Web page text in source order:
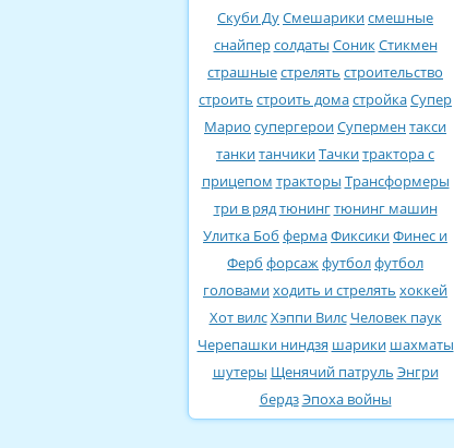
Скуби ДуСмешарикисмешные
снайперсолдаты СоникСтикмен
страшныестрелять строительство
строить строить домастройкаСупер
Марио супергероиСуперментакси
танкитанчикиТачкитрактора с
прицепом тракторы Трансформеры
три в рядтюнингтюнинг машин
Улитка Боб фермаФиксикиФинес и
Ферб форсажфутболфутбол
головамиходить и стрелять хоккей
Хот вилсХэппи Вилс Человек паук
Черепашки ниндзя шарики шахматы
шутеры Щенячий патруль Энгри
бердзЭпоха войны